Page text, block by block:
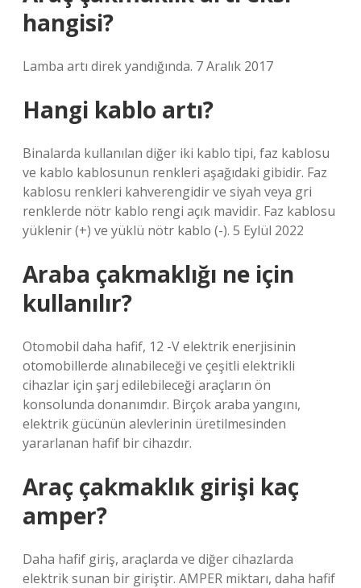
hangisi?
Lamba artı direk yandığında. 7 Aralık 2017
Hangi kablo artı?
Binalarda kullanılan diğer iki kablo tipi, faz kablosu
ve kablo kablosunun renkleri aşağıdaki gibidir. Faz
kablosu renkleri kahverengidir ve siyah veya gri
renklerde nötr kablo rengi açık mavidir. Faz kablosu
yüklenir (+) ve yüklü nötr kablo (-). 5 Eylül 2022
Araba çakmaklığı ne için
kullanılır?
Otomobil daha hafif, 12 -V elektrik enerjisinin
otomobillerde alınabileceği ve çeşitli elektrikli
cihazlar için şarj edilebileceği araçların ön
konsolunda donanımdır. Birçok araba yangını,
elektrik gücünün alevlerinin üretilmesinden
yararlanan hafif bir cihazdır.
Araç çakmaklık girişi kaç
amper?
Daha hafif giriş, araçlarda ve diğer cihazlarda
elektrik sunan bir giriştir. AMPER miktarı, daha hafif